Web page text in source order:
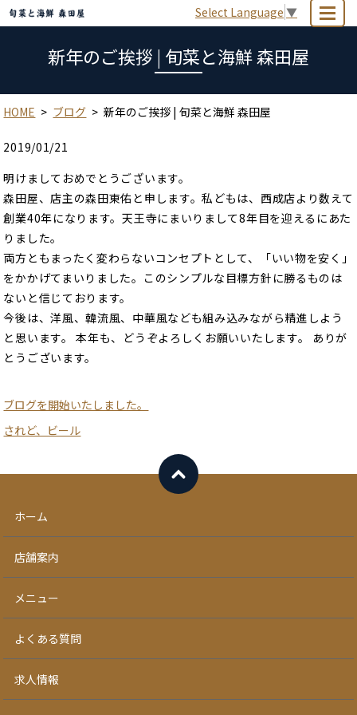
Select Language ▼
新年のご挨拶 | 旬菜と海鮮 森田屋
HOME ブログ 新年のご挨拶 | 旬菜と海鮮 森田屋
2019/01/21
明けましておめでとうございます。
森田屋、店主の森田東佑と申します。私どもは、西成店より数えて
創業40年になります。天王寺にまいりまして8年目を迎えるにあた
りました。
両方ともまったく変わらないコンセプトとして、「いい物を安く」
をかかげてまいりました。このシンプルな目標方針に勝るものは
ないと信じております。
今後は、洋風、韓流風、中華風なども組み込みながら精進しよう
と思います。 本年も、どうぞよろしくお願いいたします。 ありが
とうございます。
ブログを開始いたしました。
されど、ビール
ホーム
店舗案内
メニュー
よくある質問
求人情報